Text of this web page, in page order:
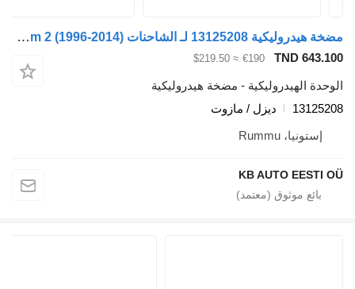
مضخة هيدروليكية 13125208 لـ الشاحنات Renault Premium, Premium 2 (1996-2014)
TND 643.100
€190
≈ $219.50
الوحدة الهيدروليكية - مضخة هيدروليكية
13125208
ديزل / مازوت
إستونيا، Rummu
KB AUTO EESTI OÜ